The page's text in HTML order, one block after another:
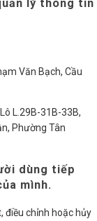
lý thông tin
Văn Bạch, Cầu
L.29B-31B-33B,
Phường Tân
dùng tiếp
mình.
điều chỉnh hoặc hủy